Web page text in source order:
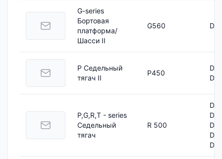
G-series
Бортовая
платформа/
Шасси II
G560 DC
P Седельный
тягач II
P450
DC
DC
P,G,R,T - series
Седельный
тягач
R 500
DC
DC
DC
DC
DC